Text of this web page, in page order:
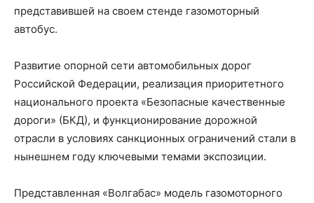
представившей на своем стенде газомоторный
автобус.
Развитие опорной сети автомобильных дорог
Российской Федерации, реализация приоритетного
национального проекта «Безопасные качественные
дороги» (БКД), и функционирование дорожной
отрасли в условиях санкционных ограничений стали в
нынешнем году ключевыми темами экспозиции.
Представленная «Волгабас» модель газомоторного